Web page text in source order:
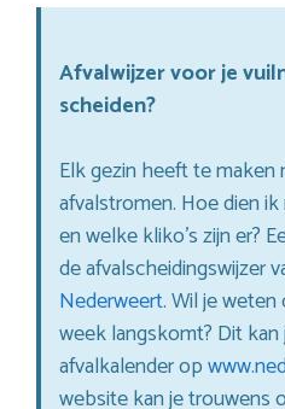
Afvalwijzer voor je
scheiden?
Elk gezin heeft te
afvalstromen. Hoe dien
en welke kliko’s zijn er?
de afvalscheidingswijzer
Nederweert. Wil je
week langskomt? Dit
afvalkalender op
website kan je trouwens